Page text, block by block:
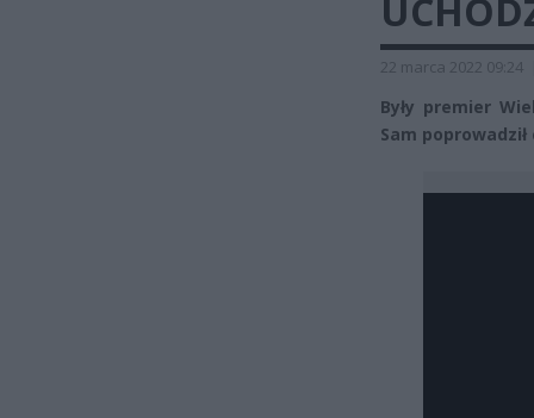
22 marca 2022 09:24
Były premier
Sam